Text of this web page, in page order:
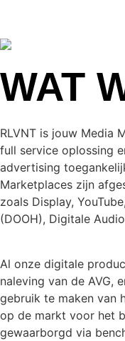
WAT
RLVNT is jouw Media
full service oplossing
advertising
Marketplaces zijn
zoals Display,
(DOOH), Digitale
Al onze digitale
naleving van de AVG,
gebruik te maken van
op de markt voor het
gewaarborgd via